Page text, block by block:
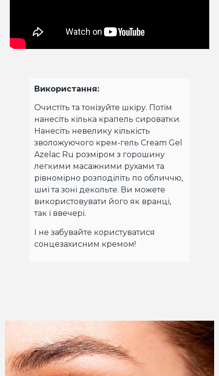
Використання:
Очистіть та тонізуйте шкіру. Потім
нанесіть кілька крапель сироватки.
Нанесіть невелику кількість
зволожуючого крем-гель Cream Gel
Azelac Ru розміром з горошину
легкими масажними рухами та
рівномірно розподіліть по обличчю,
шиї та зоні декольте. Ви можете
використовувати його як вранці,
так і ввечері.
І не забувайте користуватися
сонцезахисним кремом!